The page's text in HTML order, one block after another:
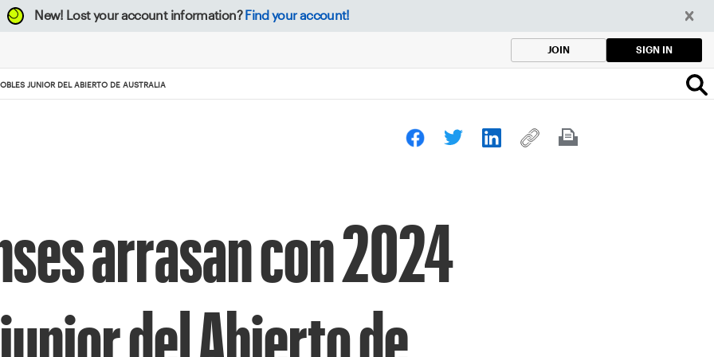
New! Lost your account information? Find your account!
JOIN SIGN IN
JUNIOR DEL ABIERTO DE AUSTRALIA
arrasan con 2024
del Abierto de